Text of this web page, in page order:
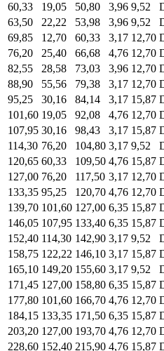
60,33
19,05 50,80 3,96 9,52
63,50
22,22 53,98 3,96 9,52
69,85
12,70 60,33 3,17 12,70
76,20
25,40 66,68 4,76 12,70
82,55
28,58 73,03 3,96 12,70
88,90
55,56 79,38 3,17 12,70
95,25
30,16 84,14 3,17 15,87
101,60 19,05 92,08 4,76 12,70
107,95 30,16 98,43 3,17 15,87
114,30 76,20 104,80 3,17 9,52
120,65 60,33 109,50 4,76 15,87
127,00 76,20 117,50 3,17 12,70
133,35 95,25 120,70 4,76 12,70
139,70 101,60 127,00 6,35 15,87
146,05 107,95 133,40 6,35 15,87
152,40 114,30 142,90 3,17 9,52
158,75 122,22 146,10 3,17 15,87
165,10 149,20 155,60 3,17 9,52
171,45 127,00 158,80 6,35 15,87
177,80 101,60 166,70 4,76 12,70
184,15 133,35 171,50 6,35 15,87
203,20 127,00 193,70 4,76 12,70
228,60 152,40 215,90 4,76 15,87